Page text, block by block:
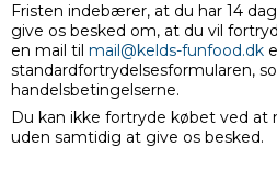
Fristen indebærer, at du har 14
give os besked om, at du vil
en mail til mail@kelds-funfood.dk
standardfortrydelsesformularen,
handelsbetingelserne.
Du kan ikke fortryde købet ved
uden samtidig at give os besked.